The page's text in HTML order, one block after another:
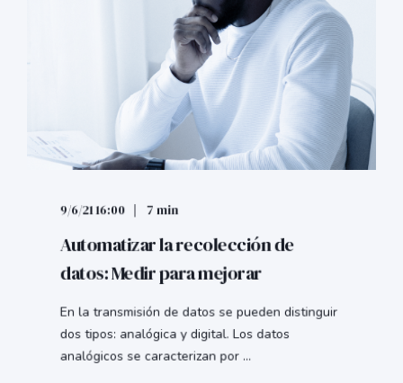
9/6/21 16:00 7 min
Automatizar la recolección de
datos: Medir para mejorar
En la transmisión de datos se pueden distinguir
dos tipos: analógica y digital. Los datos
analógicos se caracterizan por ...